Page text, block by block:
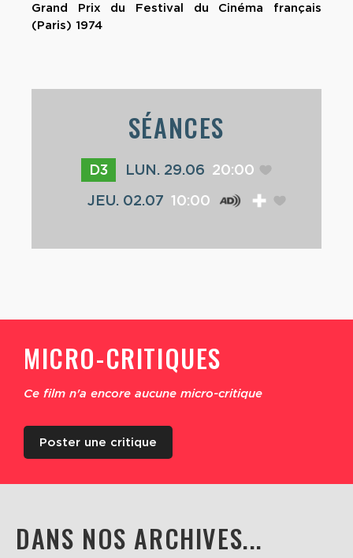
Grand Prix du Festival du Cinéma français
(Paris) 1974
SÉANCES
D3 LUN. 29.06 20:00
JEU. 02.07 10:00
MICRO-CRITIQUES
Ce film n'a encore aucune micro-critique
Poster une critique
DANS NOS ARCHIVES...